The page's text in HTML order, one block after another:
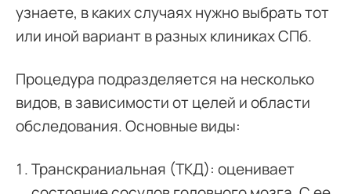
узнаете, в каких случаях нужно выбрать тот
или иной вариант в разных клиниках СПб.
Процедура подразделяется на несколько
видов, в зависимости от целей и области
обследования. Основные виды:
Транскраниальная (ТКД): оценивает